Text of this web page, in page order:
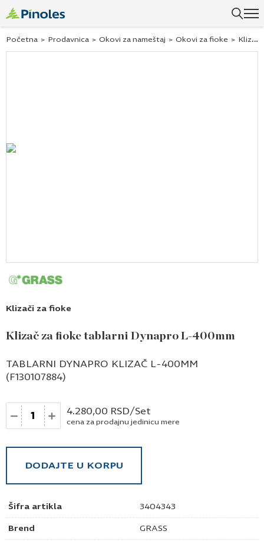
Početna > Prodavnica > Okovi za nameštaj > Okovi za fioke > Klizači za fioke
Klizači za fioke
Klizač za fioke tablarni Dynapro L-400mm
Šifra artikla 3404343
Brend GRASS
TABLARNI DYNAPRO KLIZAČ L-400MM
(F130107884)
Količina 4.280,00 RSD/Set
cena za prodajnu jedinicu mere
DODAJTE U KORPU